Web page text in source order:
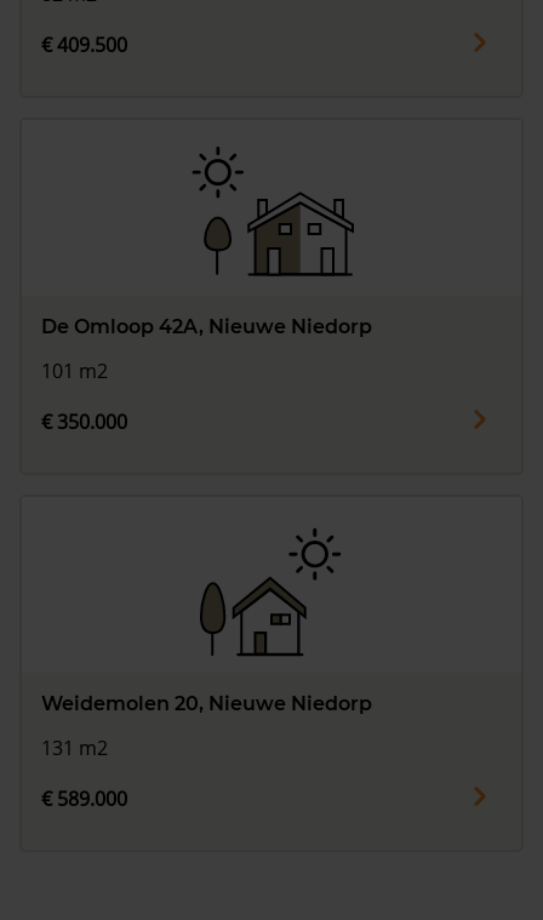
€ 409.500
De Omloop 42A, Nieuwe Niedorp
101 m2
€ 350.000
Weidemolen 20, Nieuwe Niedorp
131 m2
€ 589.000